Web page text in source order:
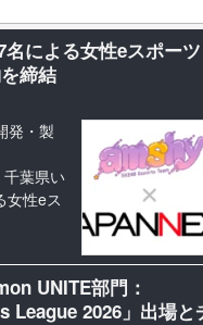
による女性eスポーツ
締結
発・製
千葉県い
女性eス
UNITE部門：
League 2026」出場と